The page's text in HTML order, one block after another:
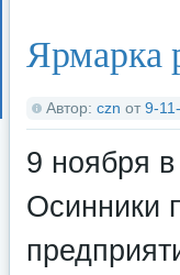
Ярмарка
Автор: czn от 9-
9 ноября
Осинники